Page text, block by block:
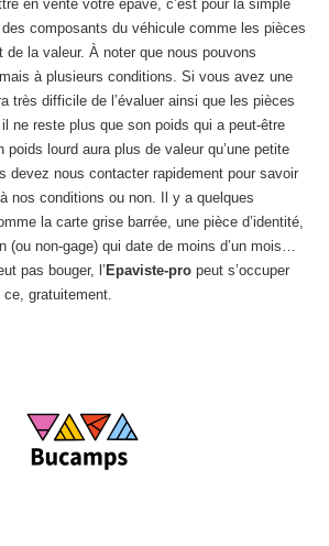
en vente votre épave, c’est pour la simple
des composants du véhicule comme les pièces
de la valeur. À noter que nous pouvons
à plusieurs conditions. Si vous avez une
très difficile de l’évaluer ainsi que les pièces
ne reste plus que son poids qui a peut-être
poids lourd aura plus de valeur qu’une petite
devez nous contacter rapidement pour savoir
nos conditions ou non. Il y a quelques
la carte grise barrée, une pièce d’identité,
(ou non-gage) qui date de moins d’un mois…
pas bouger, l’ Epaviste-pro peut s’occuper
gratuitement.